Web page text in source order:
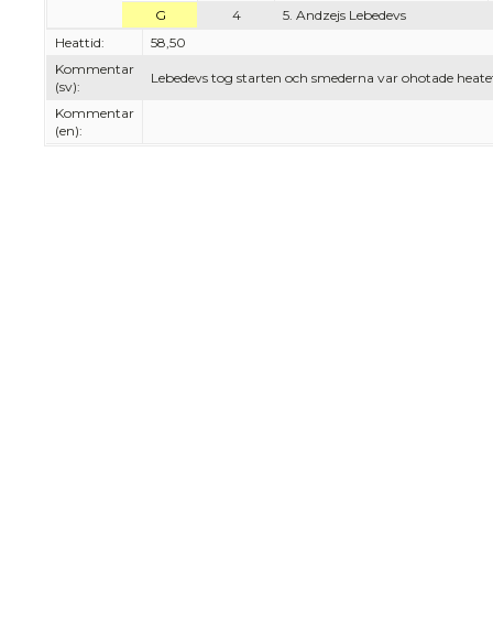
G
4
5. Andzejs Lebedevs
Heattid:
58,50
Kommentar
(sv):
Lebedevs tog starten och smederna var ohotade
Kommentar
(en):